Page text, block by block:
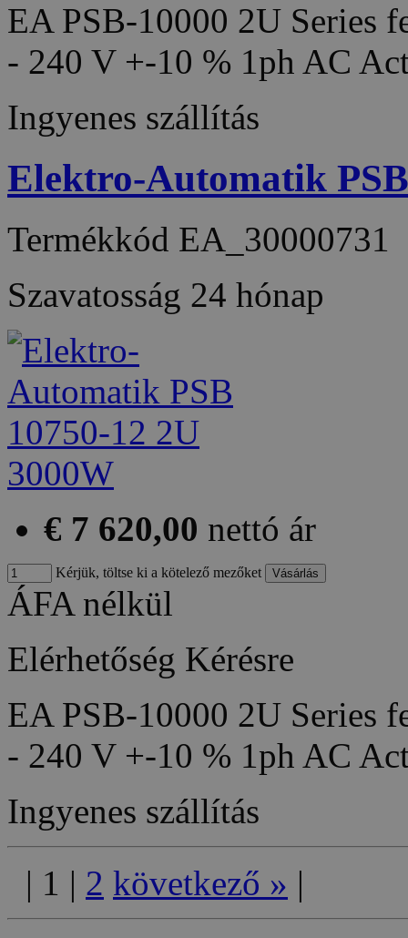
EA PSB-10000 2U Series
- 240 V +-10 % 1ph AC
Ingyenes szállítás
Elektro-Automatik
Termékkód EA_30000731
Szavatosság 24 hónap
€ 7 620,00 nettó ár
Kérjük, töltse ki a kötelező mezőket
ÁFA nélkül
Elérhetőség Kérésre
EA PSB-10000 2U Series
- 240 V +-10 % 1ph AC
Ingyenes szállítás
| 1 | 2 következő » |